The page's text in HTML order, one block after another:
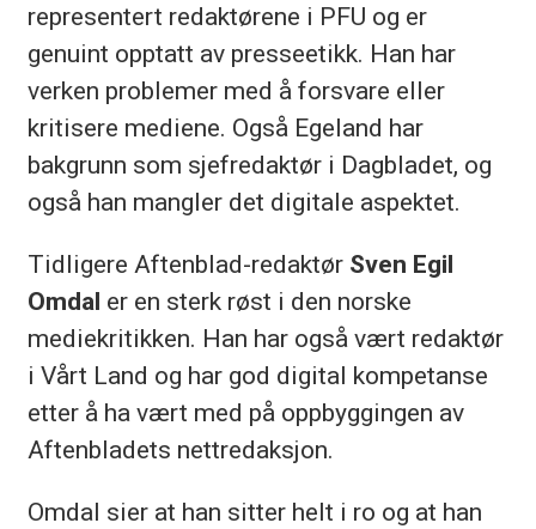
representert redaktørene i PFU og er
genuint opptatt av presseetikk. Han har
verken problemer med å forsvare eller
kritisere mediene. Også Egeland har
bakgrunn som sjefredaktør i Dagbladet, og
også han mangler det digitale aspektet.
Tidligere Aftenblad-redaktør Sven Egil
Omdal er en sterk røst i den norske
mediekritikken. Han har også vært redaktør
i Vårt Land og har god digital kompetanse
etter å ha vært med på oppbyggingen av
Aftenbladets nettredaksjon.
Omdal sier at han sitter helt i ro og at han